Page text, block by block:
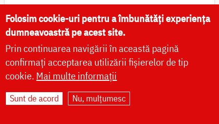
Acatist Rugăciuni Viață Minuni
Icoane
Sfinte moaște
Locuri de pelerinaj
Fotografii
După-prăznuirea Schimbării la
Folosim cookie-uri pentru a îmbunătăți experiența
dumneavoastră pe acest site.
Prin continuarea navigării în această pagină
confirmați acceptarea utilizării fișierelor de tip
cookie. Mai multe informații
Sunt de acord Nu, mulțumesc